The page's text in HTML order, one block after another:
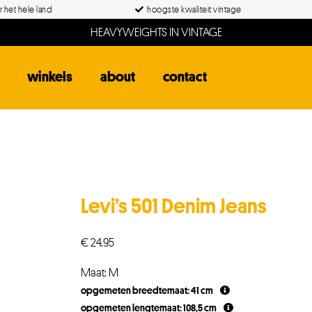
het hele land hoogste kwaliteit vintage
HEAVYWEIGHTS IN VINTAGE
winkels about contact
Levi’s 501 Denim Jeans
€24,95
Maat: M
opgemeten breedtemaat: 41 cm
opgemeten lengtemaat: 108,5 cm